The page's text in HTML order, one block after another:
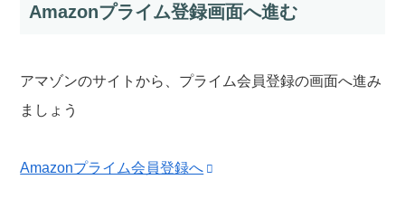
Amazonプライム登録画面へ進む
アマゾンのサイトから、プライム会員登録の画面へ進み
ましょう
Amazonプライム会員登録へ